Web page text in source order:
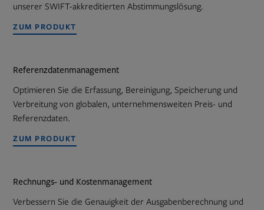
unserer SWIFT-akkreditierten Abstimmungslösung.
ZUM PRODUKT
Referenzdatenmanagement
Optimieren Sie die Erfassung, Bereinigung, Speicherung und
Verbreitung von globalen, unternehmensweiten Preis- und
Referenzdaten.
ZUM PRODUKT
Rechnungs- und Kostenmanagement
Verbessern Sie die Genauigkeit der Ausgabenberechnung und